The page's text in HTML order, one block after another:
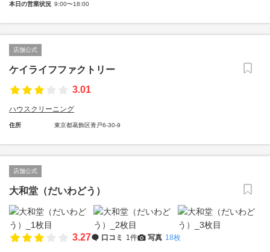
本日の営業状況 9:00〜18:00
店舗公式
ケイライフファクトリー
3.01
ハウスクリーニング
住所 東京都葛飾区青戸6-30-9
店舗公式
大和堂（だいわどう）
3.27 口コミ 1件 写真 18枚